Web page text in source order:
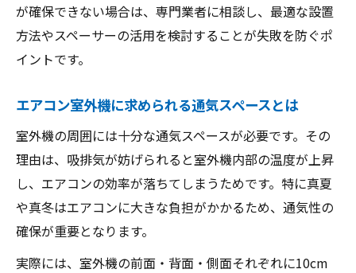
が確保できない場合は、専門業者に相談し、最適な設置
方法やスペーサーの活用を検討することが失敗を防ぐポ
イントです。
エアコン室外機に求められる通気スペースとは
室外機の周囲には十分な通気スペースが必要です。その
理由は、吸排気が妨げられると室外機内部の温度が上昇
し、エアコンの効率が落ちてしまうためです。特に真夏
や真冬はエアコンに大きな負担がかかるため、通気性の
確保が重要となります。
実際には、室外機の前面・背面・側面それぞれに10cm